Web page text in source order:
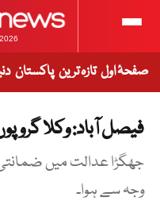
صفحۂ اول تازہ ترین پاکستان
فیصل آباد: وکلا
جھگڑا عدالت میں
وجہ سے ہوا۔